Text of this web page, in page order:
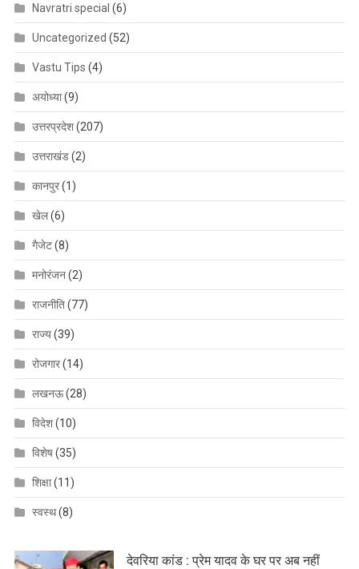
Navratri special (6)
Uncategorized (52)
Vastu Tips (4)
अयोध्या(9)
उत्तरप्रदेश(207)
उत्तराखंड(2)
कानपुर(1)
खेल(6)
गैजेट(8)
मनोरंजन(2)
राजनीति(77)
राज्य(39)
रोजगार(14)
लखनऊ(28)
विदेश(10)
विशेष(35)
शिक्षा(11)
स्वस्थ(8)
देवरिया कांड : प्रेम यादव के घर पर अब नहीं